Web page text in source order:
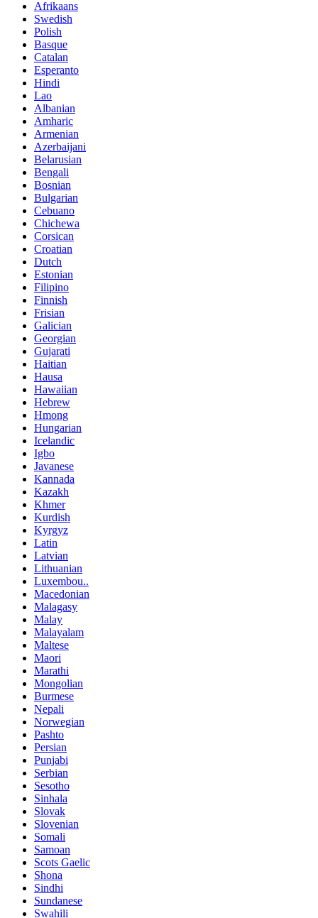
Afrikaans
Swedish
Polish
Basque
Catalan
Esperanto
Hindi
Lao
Albanian
Amharic
Armenian
Azerbaijani
Belarusian
Bengali
Bosnian
Bulgarian
Cebuano
Chichewa
Corsican
Croatian
Dutch
Estonian
Filipino
Finnish
Frisian
Galician
Georgian
Gujarati
Haitian
Hausa
Hawaiian
Hebrew
Hmong
Hungarian
Icelandic
Igbo
Javanese
Kannada
Kazakh
Khmer
Kurdish
Kyrgyz
Latin
Latvian
Lithuanian
Luxembou..
Macedonian
Malagasy
Malay
Malayalam
Maltese
Maori
Marathi
Mongolian
Burmese
Nepali
Norwegian
Pashto
Persian
Punjabi
Serbian
Sesotho
Sinhala
Slovak
Slovenian
Somali
Samoan
Scots Gaelic
Shona
Sindhi
Sundanese
Swahili